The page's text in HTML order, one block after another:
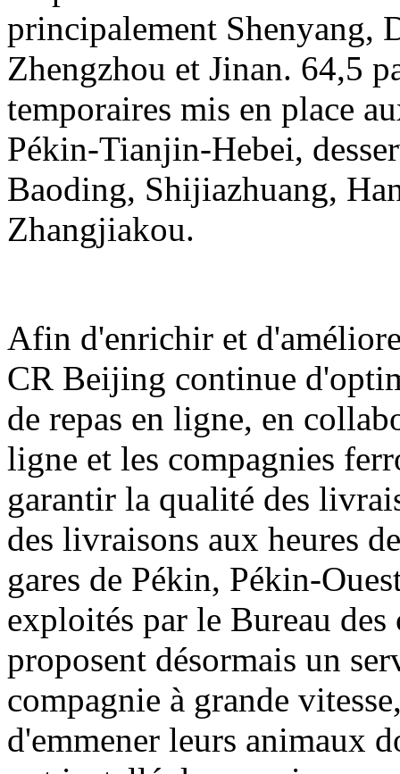
principalement Shenyang,
Zhengzhou et Jinan. 64,5
temporaires mis en place
Pékin-Tianjin-Hebei,
Baoding, Shijiazhuang,
Zhangjiakou.
Afin d'enrichir et
CR Beijing continue
de repas en ligne, en
ligne et les compagnies
garantir la qualité des
des livraisons aux heures
gares de Pékin, Pékin-
exploités par le Bureau
proposent désormais un
compagnie à grande
d'emmener leurs animaux